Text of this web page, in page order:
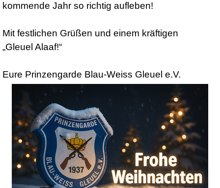
kommende Jahr so richtig aufleben!
Mit festlichen Grüßen und einem kräftigen
„Gleuel Alaaf!“
Eure Prinzengarde Blau-Weiss Gleuel e.V.